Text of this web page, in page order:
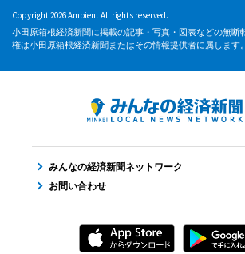
Copyright 2026 Ambient All rights reserved.
小田原箱根経済新聞に掲載の記事・写真・図表などの無断
権は小田原箱根経済新聞またはその情報提供者に属します。
みんなの経済新聞ネットワーク
お問い合わせ